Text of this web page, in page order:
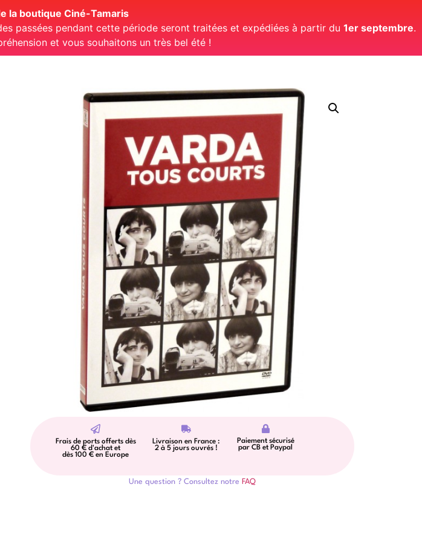
la boutique Ciné-Tamaris
passées pendant cette période seront traitées et expédiées à partir du 1er septembre.
et vous souhaitons un très bel été !
Frais de ports offerts dès
60 € d'achat et
dès 100 € en Europe
Livraison en France :
2 à 5 jours ouvrés !
Paiement sécurisé
par CB et Paypal
Une question ? Consultez notre FAQ